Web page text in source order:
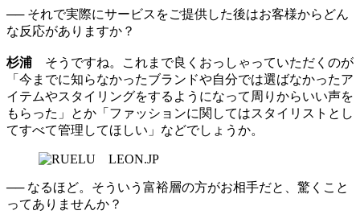
── それで実際にサービスをご提供した後はお客様からどん
な反応がありますか？
杉浦 そうですね。これまで良くおっしゃっていただくのが
「今までに知らなかったブランドや自分では選ばなかったア
イテムやスタイリングをするようになって周りからいい声を
もらった」とか「ファッションに関してはスタイリストとし
てすべて管理してほしい」などでしょうか。
── なるほど。そういう富裕層の方がお相手だと、驚くこと
ってありませんか？